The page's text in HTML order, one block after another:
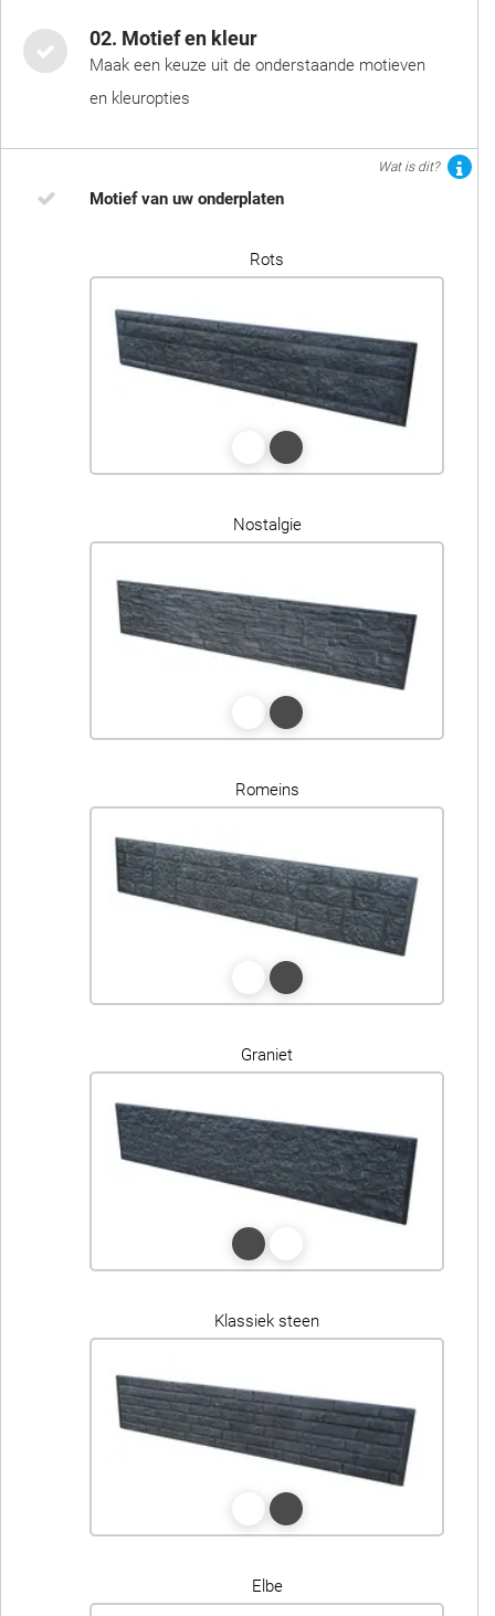
02. Motief en kleur
Maak een keuze uit de onderstaande motieven
en kleuropties
Wat is dit?
Motief van uw onderplaten
Rots
Nostalgie
Romeins
Graniet
Klassiek steen
Elbe